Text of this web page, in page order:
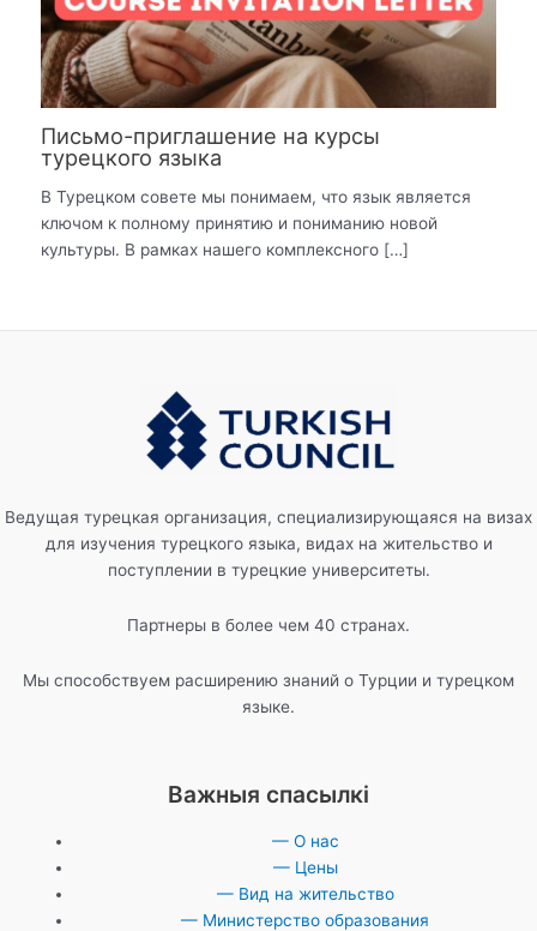
Письмо-приглашение на курсы
турецкого языка
В Турецком совете мы понимаем, что язык является
ключом к полному принятию и пониманию новой
культуры. В рамках нашего комплексного […]
Ведущая турецкая организация, специализирующаяся на визах
для изучения турецкого языка, видах на жительство и
поступлении в турецкие университеты.
Партнеры в более чем 40 странах.
Мы способствуем расширению знаний о Турции и турецком
языке.
Важныя спасылкі
— О нас
— Цены
— Вид на жительство
— Министерство образования